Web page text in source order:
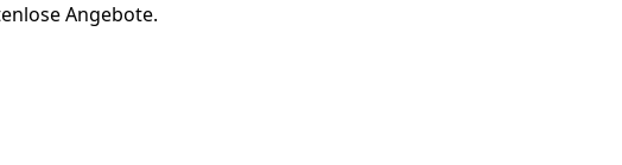
Angebote.